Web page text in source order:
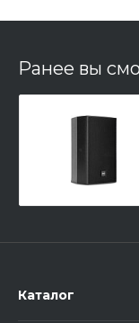
Ранее вы
Каталог